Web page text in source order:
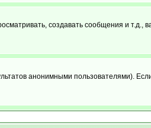
создавать сообщения и т.д.,
анонимными пользователями).